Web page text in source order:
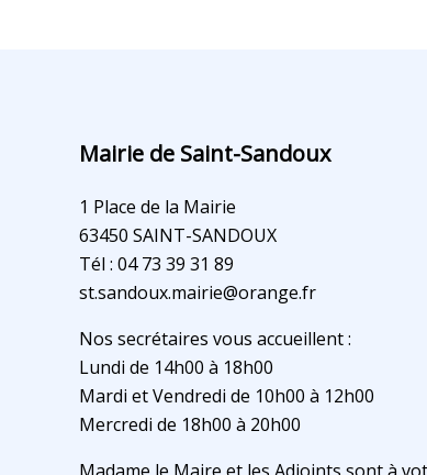
Mairie de Saint-Sandoux
1 Place de la Mairie
63450 SAINT-SANDOUX
Tél : 04 73 39 31 89
st.sandoux.mairie@orange.fr
Nos secrétaires vous accueillent :
Lundi de 14h00 à 18h00
Mardi et Vendredi de 10h00 à 12h00
Mercredi de 18h00 à 20h00